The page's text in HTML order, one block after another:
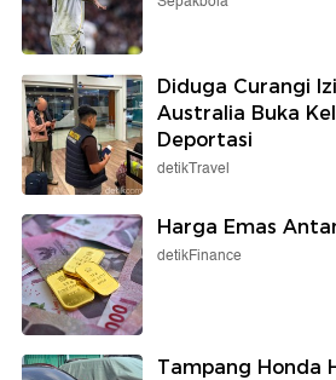
Diduga Curangi
Australia Buka
Deportasi
detikTravel
Harga Emas
detikFinance
Tampang Honda